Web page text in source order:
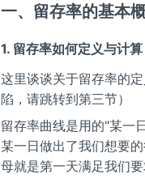
一、留存率的基本
1. 留存率如何定义与计算
这里谈谈关于留存率的
陷，请跳转到第三节）
留存率曲线是用的"某一
某一日做出了我们想要
母就是第一天满足我们